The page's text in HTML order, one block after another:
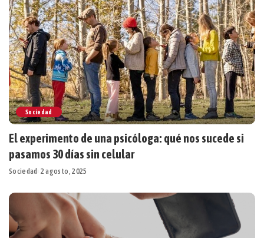
Sociedad
El experimento de una psicóloga: qué nos sucede si
pasamos 30 días sin celular
Sociedad 2 agosto, 2025